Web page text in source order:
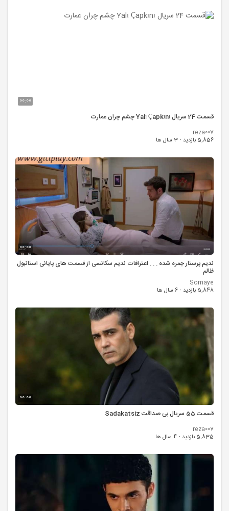
00:00
قسمت 24 سریال Yalı Çapkını چشم چران عمارت
reza007
5,856 بازدید
· 3 سال ها
00:00
ندیم پرستار جمره شده . . . اعترافات ندیم سکانسی از قسمت های پایانی استانبول
ظالم
Somaye
5,848 بازدید
· 6 سال ها
00:00
قسمت 55 سریال بی صداقت Sadakatsiz
reza007
5,835 بازدید
· 4 سال ها